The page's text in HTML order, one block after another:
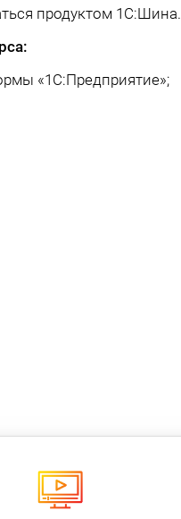
продуктом 1С:Шина.
«1С:Предприятие»;